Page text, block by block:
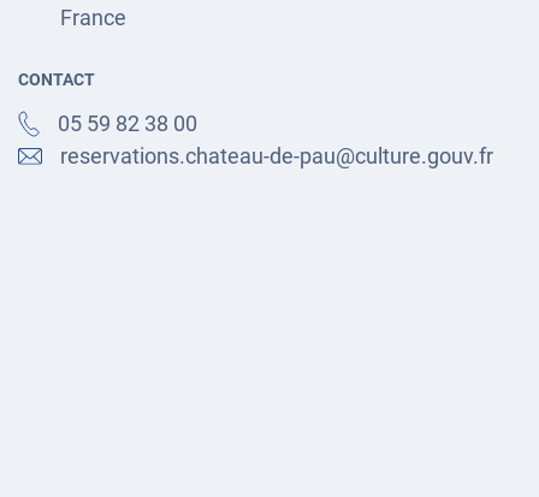
France
CONTACT
05 59 82 38 00
reservations.chateau-de-pau@culture.gouv.fr